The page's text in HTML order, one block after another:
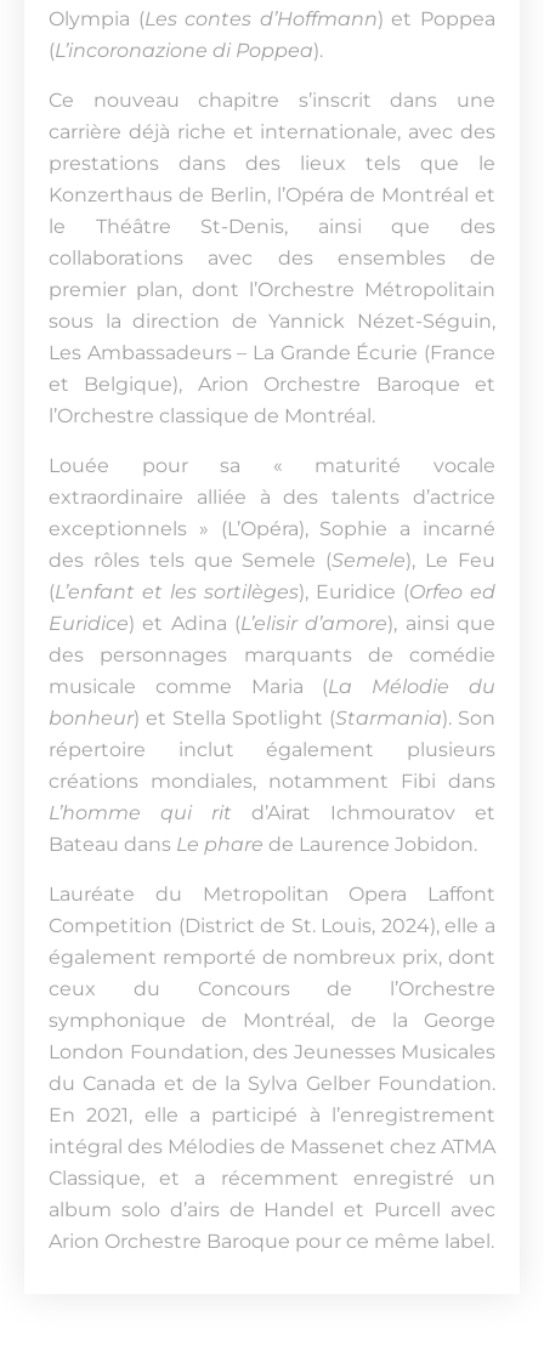
Olympia (Les contes d’Hoffmann) et Poppea
(L’incoronazione di Poppea).
Ce nouveau chapitre s’inscrit dans une
carrière déjà riche et internationale, avec des
prestations dans des lieux tels que le
Konzerthaus de Berlin, l’Opéra de Montréal et
le Théâtre St-Denis, ainsi que des
collaborations avec des ensembles de
premier plan, dont l’Orchestre Métropolitain
sous la direction de Yannick Nézet-Séguin,
Les Ambassadeurs – La Grande Écurie (France
et Belgique), Arion Orchestre Baroque et
l’Orchestre classique de Montréal.
Louée pour sa « maturité vocale
extraordinaire alliée à des talents d’actrice
exceptionnels » (L’Opéra), Sophie a incarné
des rôles tels que Semele (Semele), Le Feu
(L’enfant et les sortilèges), Euridice (Orfeo ed
Euridice) et Adina (L’elisir d’amore), ainsi que
des personnages marquants de comédie
musicale comme Maria (La Mélodie du
bonheur) et Stella Spotlight (Starmania). Son
répertoire inclut également plusieurs
créations mondiales, notamment Fibi dans
L’homme qui rit d’Airat Ichmouratov et
Bateau dans Le phare de Laurence Jobidon.
Lauréate du Metropolitan Opera Laffont
Competition (District de St. Louis, 2024), elle a
également remporté de nombreux prix, dont
ceux du Concours de l’Orchestre
symphonique de Montréal, de la George
London Foundation, des Jeunesses Musicales
du Canada et de la Sylva Gelber Foundation.
En 2021, elle a participé à l’enregistrement
intégral des Mélodies de Massenet chez ATMA
Classique, et a récemment enregistré un
album solo d’airs de Handel et Purcell avec
Arion Orchestre Baroque pour ce même label.